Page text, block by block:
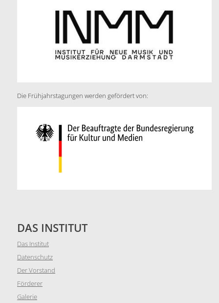
Die Frühjahrstagungen werden gefördert von:
DAS INSTITUT
Das Institut
Datenschutz
Der Vorstand
Förderer
Galerie